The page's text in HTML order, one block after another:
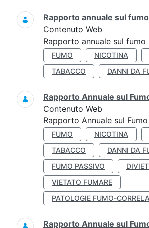
Rapporto annuale sul
Contenuto Web
Rapporto annuale sul fumo
FUMO NICOTINA
TABACCO
DANNI DA
Rapporto Annuale sul
Contenuto Web
Rapporto Annuale sul
FUMO NICOTINA
TABACCO
DANNI DA
FUMO PASSIVO
VIETATO FUMARE
PATOLOGIE FUMO-
Rapporto Annuale sul